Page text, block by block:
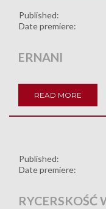
Published:
Date premiere:
ERNANI
READ MORE
Published:
Date premiere:
RYCERSKOŚĆ